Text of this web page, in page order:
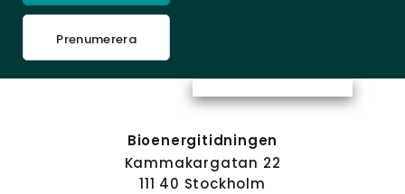
Prenumerera
Bioenergitidningen
Kammakargatan 22
111 40 Stockholm